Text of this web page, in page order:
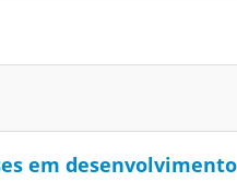
em desenvolvimento